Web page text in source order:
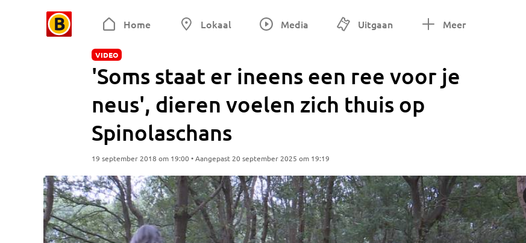
Home Lokaal Media Uitgaan Meer
VIDEO
'Soms staat er ineens een ree voor je
neus', dieren voelen zich thuis op
Spinolaschans
19 september 2018 om 19:00 • Aangepast 20 september 2025 om 19:19